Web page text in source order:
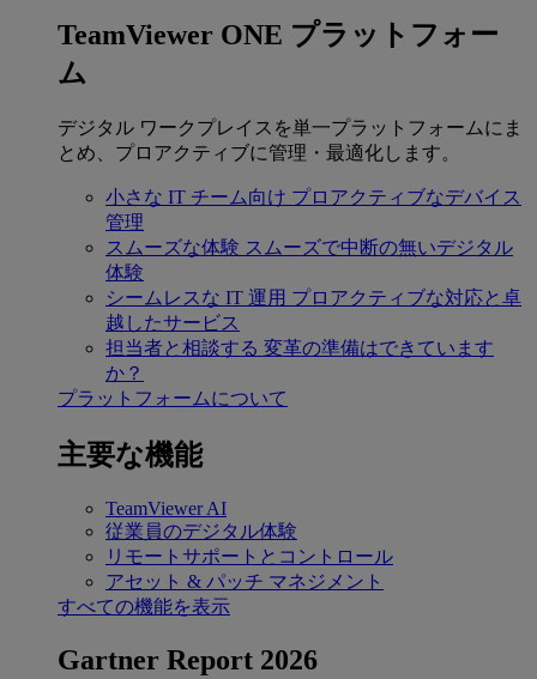
TeamViewer ONE プラットフォー
ム
デジタル ワークプレイスを単一プラットフォームにま
とめ、プロアクティブに管理・最適化します。
小さな IT チーム向け プロアクティブなデバイス
管理
スムーズな体験 スムーズで中断の無いデジタル
体験
シームレスな IT 運用 プロアクティブな対応と卓
越したサービス
担当者と相談する 変革の準備はできています
か？
プラットフォームについて
主要な機能
TeamViewer AI
従業員のデジタル体験
リモートサポートとコントロール
アセット & パッチ マネジメント
すべての機能を表示
Gartner Report 2026